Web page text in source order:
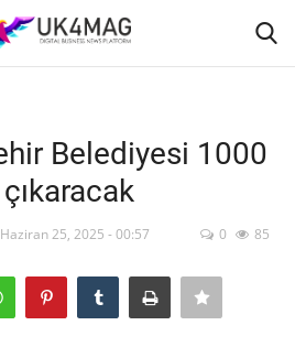
Belediyesi 1000
Haziran 25, 2025 - 00:57 0 85